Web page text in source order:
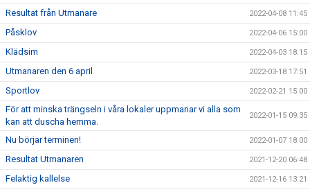
Resultat från Utmanare 2022-04-08 11:45
Påsklov 2022-04-06 15:00
Klädsim 2022-04-03 18:15
Utmanaren den 6 april 2022-03-18 17:51
Sportlov 2022-02-21 15:00
För att minska trängseln i våra lokaler uppmanar vi alla som
kan att duscha hemma.
2022-01-15 09:35
Nu börjar terminen! 2022-01-07 18:00
Resultat Utmanaren 2021-12-20 06:48
Felaktig kallelse 2021-12-16 13:21